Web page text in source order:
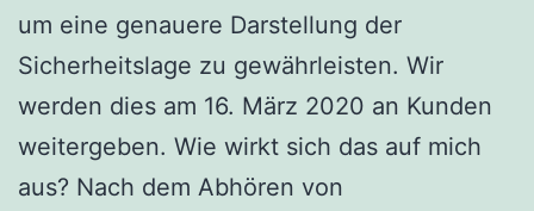
um eine genauere Darstellung der
Sicherheitslage zu gewährleisten. Wir
werden dies am 16. März 2020 an Kunden
weitergeben. Wie wirkt sich das auf mich
aus? Nach dem Abhören von